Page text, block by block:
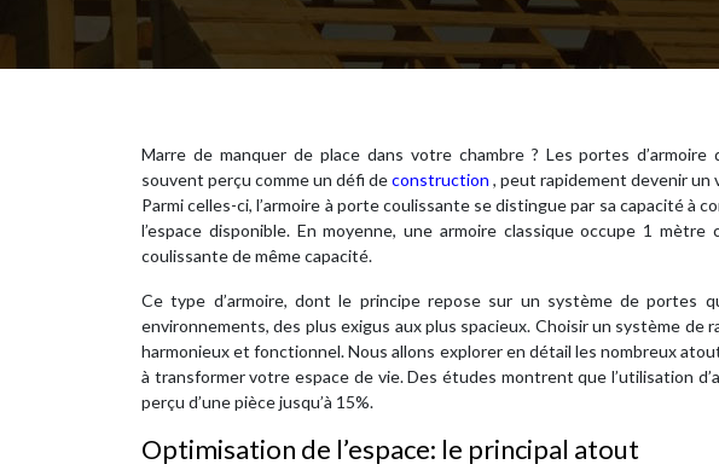
Marre de manquer de place dans votre chambre ? Les portes d’armoire
souvent perçu comme un défi deconstruction , peut rapidement devenir
Parmi celles-ci, l’armoire à porte coulissante se distingue par sa capacité
l’espace disponible. En moyenne, une armoire classique occupe 1
coulissante de même capacité.
Ce type d’armoire, dont le principe repose sur un système de portes
environnements, des plus exigus aux plus spacieux. Choisir un système
harmonieux et fonctionnel. Nous allons explorer en détail les nombreux
à transformer votre espace de vie. Des études montrent que l’utilisation
perçu d’une pièce jusqu’à 15%.
Optimisation de l’espace: le principal atout